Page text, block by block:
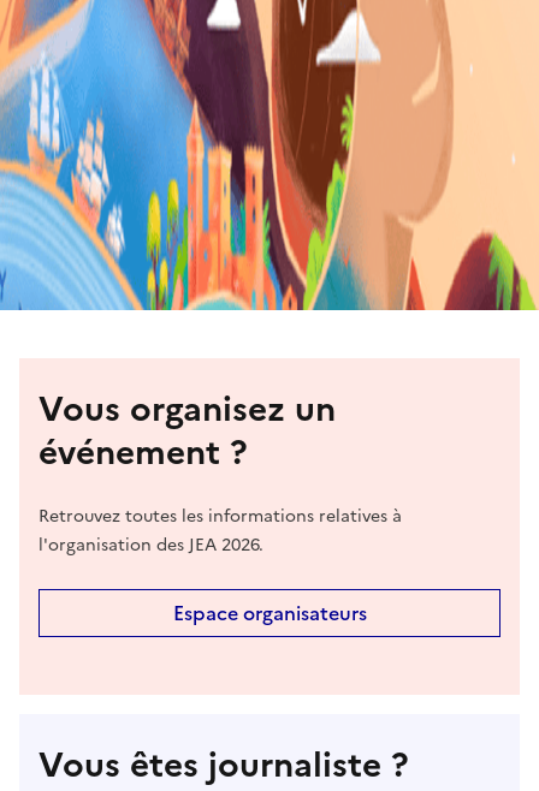
Vous organisez un
événement ?
Retrouvez toutes les informations relatives à
l'organisation des JEA 2026.
Espace organisateurs
Vous êtes journaliste ?